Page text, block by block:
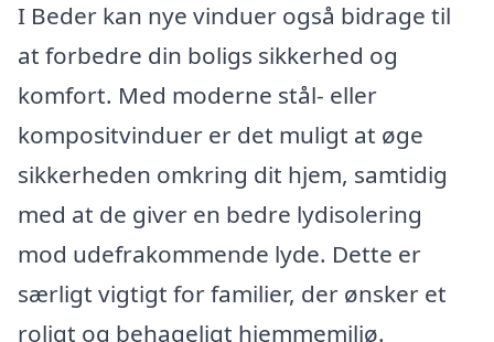
I Beder kan nye vinduer også bidrage til
at forbedre din boligs sikkerhed og
komfort. Med moderne stål- eller
kompositvinduer er det muligt at øge
sikkerheden omkring dit hjem, samtidig
med at de giver en bedre lydisolering
mod udefrakommende lyde. Dette er
særligt vigtigt for familier, der ønsker et
roligt og behageligt hjemmemiljø.